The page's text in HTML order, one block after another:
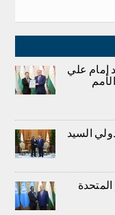
إمام علي
السيد